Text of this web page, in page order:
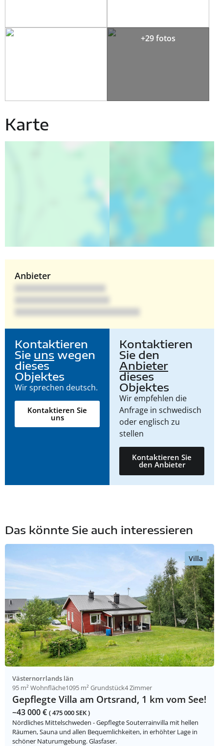
+29 fotos
Karte
Anbieter
Kontaktieren
Sie uns wegen
dieses
Objektes
Wir sprechen deutsch.
Kontaktieren Sie
uns
Kontaktieren
Sie den
Anbieter
dieses
Objektes
Wir empfehlen die
Anfrage in schwedisch
oder englisch zu
stellen
Kontaktieren Sie
den Anbieter
Das könnte Sie auch interessieren
Villa
Västernorrlands län
95 m² Wohnfläche1095 m² Grundstück4 Zimmer
Gepflegte Villa am Ortsrand, 1 km vom See!
~43 000 € ( 475 000 SEK )
Nördliches Mittelschweden - Gepflegte Souterrainvilla mit hellen
Räumen, Sauna und allen Bequemlichkeiten, in erhöhter Lage in
schöner Naturumgebung. Glasfaser.